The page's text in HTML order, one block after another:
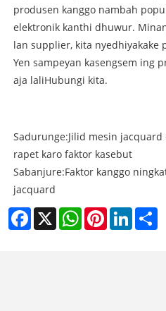
produsen kanggo nambah
elektronik kanthi dhuwur.
lan supplier, kita
Yen sampeyan kasengsem ing
aja laliHubungi kita.
Sadurunge:Jilid mesin
rapet karo faktor kasebut
Sabanjure:Faktor kanggo
jacquard
Facebook
X WhatsAppPinterestLinkedIn